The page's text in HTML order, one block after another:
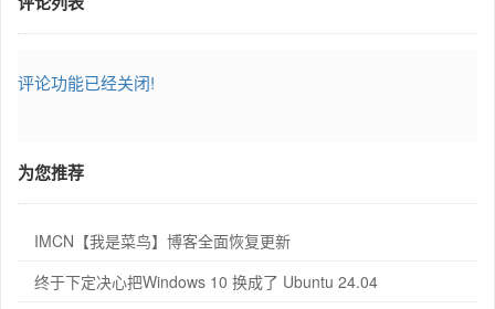
评论功能已经关闭!
为您推荐
IMCN【我是菜鸟】博客全面恢复更新
终于下定决心把Windows 10 换成了 Ubuntu 24.04